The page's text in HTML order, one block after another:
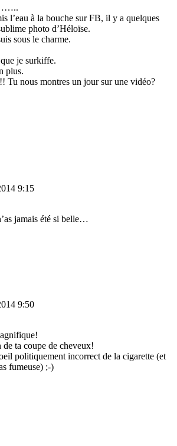
l’eau à la bouche sur FB, il y a quelques
photo d’Héloïse.
sous le charme.
je surkiffe.
plus.
Tu nous montres un jour sur une vidéo?
9:15
jamais été si belle…
9:50
ta coupe de cheveux!
politiquement incorrect de la cigarette (et
fumeuse) ;-)